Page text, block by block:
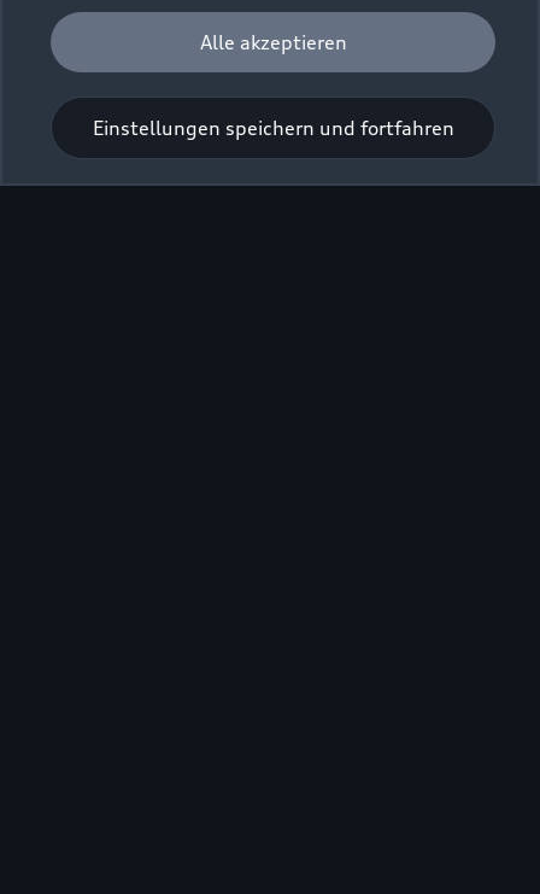
Alle akzeptieren
Einstellungen speichern und fortfahren